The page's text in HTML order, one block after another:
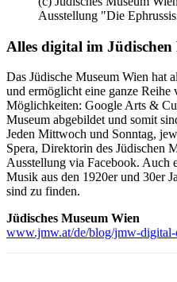
Ausstellung "Die
Alles digital im Jüdischen
Das Jüdische Museum Wien hat
und ermöglicht eine ganze Reihe
Möglichkeiten: Google Arts &
Museum abgebildet und somit
Jeden Mittwoch und Sonntag,
Spera, Direktorin des Jüdischen
Ausstellung via Facebook. Auch
Musik aus den 1920er und 30er
sind zu finden.
Jüdisches Museum Wien
www.jmw.at/de/blog/jmw-digital-